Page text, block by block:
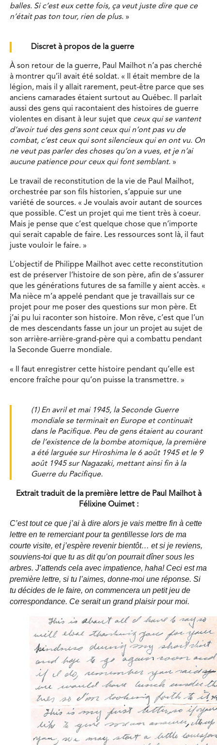
balles. Si c’est eux cette fois, ça veut juste dire que ce
n’était pas ton tour, rien de plus. »
Discret à propos de la guerre
À son retour de la guerre, Paul Mailhot n’a pas cherché
à montrer qu’il avait été soldat. « Il était membre de la
légion, mais il y allait rarement, peut-être parce que ses
anciens camarades étaient surtout au Québec. Il parlait
aussi des gens qui racontaient des histoires de guerre
violentes en disant à leur sujet que ceux qui se vantent
d’avoir tué des gens sont ceux qui n’ont pas vu de
combat, c’est ceux qui sont silencieux qui en ont vu. On
ne veut pas parler des choses qu’on a vues, et je n’ai
aucune patience pour ceux qui font semblant. »
Le travail de reconstitution de la vie de Paul Mailhot,
orchestrée par son fils historien, s’appuie sur une
variété de sources. « Je voulais avoir autant de sources
que possible. C’est un projet qui me tient très à coeur.
Mais je pense que c’est quelque chose que n’importe
qui serait capable de faire. Les ressources sont là, il faut
juste vouloir le faire. »
L’objectif de Philippe Mailhot avec cette reconstitution
est de préserver l’histoire de son père, afin de s’assurer
que les générations futures de sa famille y aient accès. «
Ma nièce m’a appelé pendant que je travaillais sur ce
projet pour me poser des questions sur mon père. Et
j’ai pu lui raconter son histoire. Mon rêve, c’est que l’un
de mes descendants fasse un jour un projet au sujet de
son arrière-arrière-grand-père qui a combattu pendant
la Seconde Guerre mondiale.
« Il faut enregistrer cette histoire pendant qu’elle est
encore fraîche pour qu’on puisse la transmettre. »
(1) En avril et mai 1945, la Seconde Guerre
mondiale se terminait en Europe et continuait
dans le Pacifique. Peu de gens étaient au courant
de l’existence de la bombe atomique, la première
a été larguée sur Hiroshima le 6 août 1945 et le 9
août 1945 sur Nagazaki, mettant ainsi fin à la
Guerre du Pacifique.
Extrait traduit de la première lettre de Paul Mailhot à
Félixine Ouimet :
C’est tout ce que j’ai à dire alors je vais mettre fin à cette
lettre en te remerciant pour ta gentillesse lors de ma
courte visite, et j’espère revenir bientôt… et si je reviens,
souviens‐toi que tu as dit qu’on pourrait dîner sous les
arbres. J’attends cela avec impatience, haha! Ceci est ma
première lettre, si tu l’aimes, donne‐moi une réponse. Si
tu décides de le faire, on commencera un petit jeu de
correspondance. Ce serait un grand plaisir pour moi.